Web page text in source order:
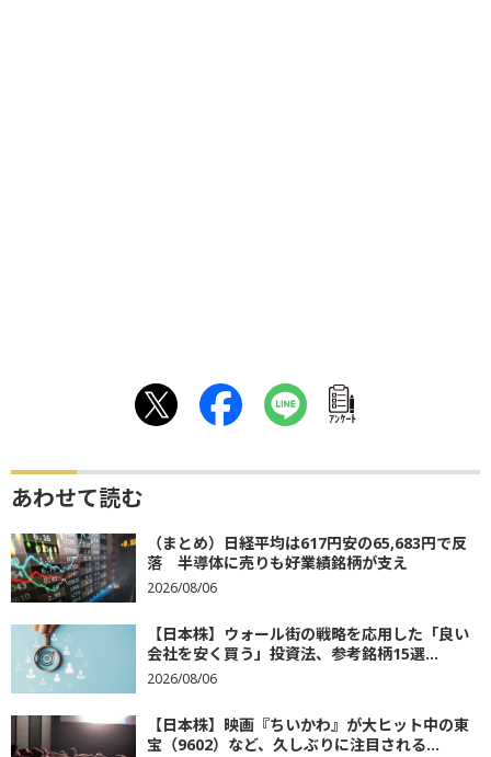
ｱﾝｹｰﾄ
あわせて読む
（まとめ）日経平均は617円安の65,683円で反
落 半導体に売りも好業績銘柄が支え
2026/08/06
【日本株】ウォール街の戦略を応用した「良い
会社を安く買う」投資法、参考銘柄15選...
2026/08/06
【日本株】映画『ちいかわ』が大ヒット中の東
宝（9602）など、久しぶりに注目される...